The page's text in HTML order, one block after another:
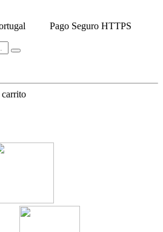
Portugal Pago Seguro HTTPS
carrito